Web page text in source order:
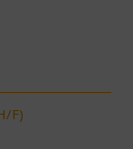
F)